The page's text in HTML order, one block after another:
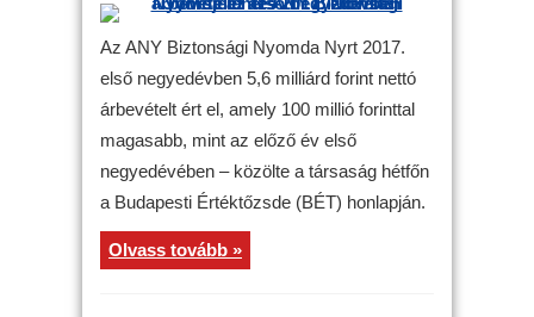
Az ANY Biztonsági Nyomda Nyrt 2017.
első negyedévben 5,6 milliárd forint nettó
árbevételt ért el, amely 100 millió forinttal
magasabb, mint az előző év első
negyedévében – közölte a társaság hétfőn
a Budapesti Értéktőzsde (BÉT) honlapján.
Olvass tovább »